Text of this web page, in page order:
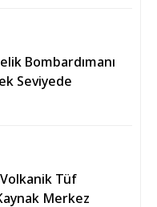
Bombardımanı
Seviyede
Volkanik Tüf
Merkez